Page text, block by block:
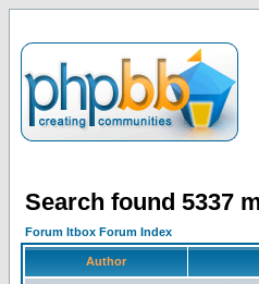
Search found 5337
Forum Itbox Forum Index
Author